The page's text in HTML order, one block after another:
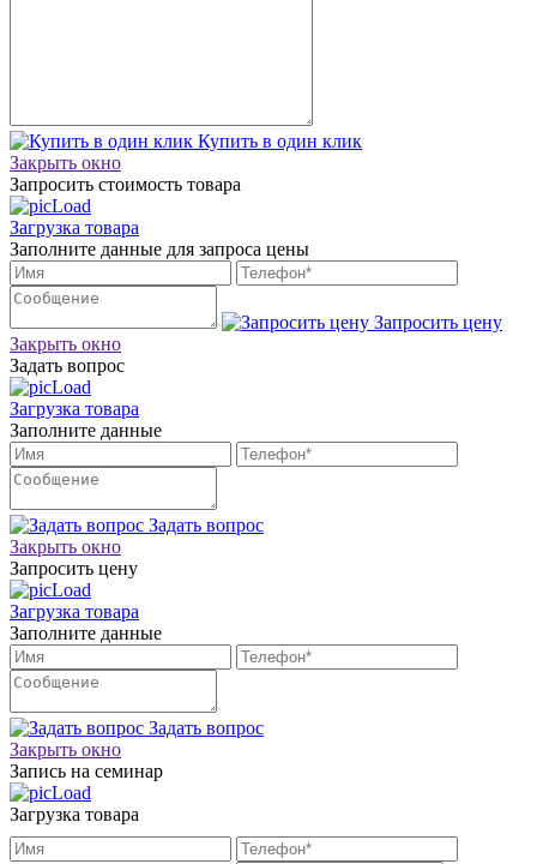
Купить в один клик
Закрыть окно
Запросить стоимость товара
Загрузка товара
Заполните данные для запроса цены
Запросить цену
Закрыть окно
Задать вопрос
Загрузка товара
Заполните данные
Задать вопрос
Закрыть окно
Запросить цену
Загрузка товара
Заполните данные
Задать вопрос
Закрыть окно
Запись на семинар
Загрузка товара